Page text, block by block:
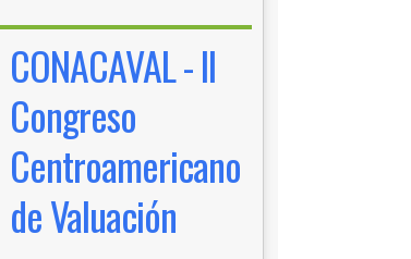
CONACAVAL - II
Congreso
Centroamericano
de Valuación